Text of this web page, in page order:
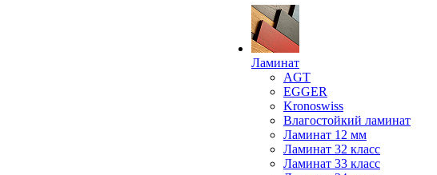
Ламинат
AGT
EGGER
Kronoswiss
Влагостойкий ламинат
Ламинат 12 мм
Ламинат 32 класс
Ламинат 33 класс